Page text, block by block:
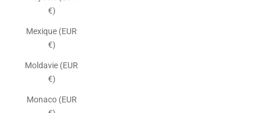
€)
Mexique (EUR
€)
Moldavie (EUR
€)
Monaco (EUR